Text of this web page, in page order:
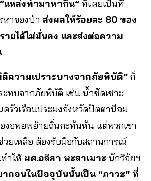
“แหล่งทำมาหากิน” ที่เคยเป็นที่
หาของป่า ส่งผลให้ร้อยละ 80 ของ
ายได้ไม่มั่นคง และส่งต่อความ
ติความเปราะบางจากภัยพิบัติ” ก็
ะทบจากภัยพิบัติ เช่น น้ำซัดเซาะ
รัวเรือนประมงจังหวัดปัตตานีจม
งอพยพย้ายถิ่นกะทันหัน แต่พวกเขา
วยเหลือ ต้องรับมือกับสถานการณ์
ำให้ ผศ.อลิสา หะสาเมาะ นักวิจัยฯ
กจนในปัจจุบันนั้นเป็น “ภาวะ” ที่